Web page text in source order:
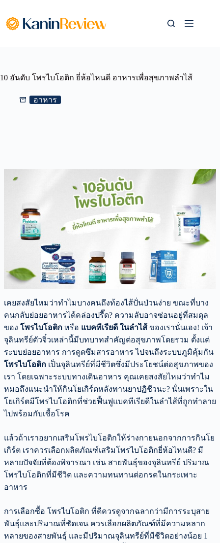
content
10 อันดับ โพรไบโอติก ยี่ห้อไหนดี อาหารเพื่อสุขภาพลำไส้
อาหาร
เคยสงสัยไหมว่าทำไมบางคนถึงท้องไส้ปั่นป่วนง่าย ขณะที่บาง
คนกลับย่อยอาหารได้คล่องปรื๊ด? ความลับอาจซ่อนอยู่ที่สมดุล
ของ โพรไบโอติก หรือ แบคทีเรียดี ในลำไส้ ของเรานั่นเอง! เจ้า
จุลินทรีย์ตัวจิ๋วเหล่านี้มีบทบาทสำคัญต่อสุขภาพโดยรวม ตั้งแต่
ระบบย่อยอาหาร การดูดซึมสารอาหาร ไปจนถึงระบบภูมิคุ้มกัน
โพรไบโอติก เป็นจุลินทรีย์ที่มีชีวิตซึ่งมีประโยชน์ต่อสุขภาพของ
เรา โดยเฉพาะระบบทางเดินอาหาร คุณเคยสงสัยไหมว่าทำไม
หมอถึงแนะนำให้กินโยเกิร์ตหลังทานยาปฏิชีวนะ? นั่นเพราะใน
โยเกิร์ตมีโพรไบโอติกที่ช่วยฟื้นฟูแบคทีเรียดีในลำไส้ที่ถูกทำลาย
ไปพร้อมกับเชื้อโรค
แล้วถ้าเราอยากเสริมโพรไบโอติกให้ร่างกายนอกจากการกินโย
เกิร์ต เราควรเลือกผลิตภัณฑ์เสริมโพรไบโอติกยี่ห้อไหนดี? มี
หลายปัจจัยที่ต้องพิจารณา เช่น สายพันธุ์ของจุลินทรีย์ ปริมาณ
โพรไบโอติกที่มีชีวิต และความทนทานต่อกรดในกระเพาะ
อาหาร
การเลือกซื้อ โพรไบโอติก ที่ดีควรดูจากฉลากว่ามีการระบุสาย
พันธุ์และปริมาณที่ชัดเจน ควรเลือกผลิตภัณฑ์ที่มีความหลาก
หลายของสายพันธุ์ และมีปริมาณจุลินทรีย์ที่มีชีวิตอย่างน้อย 1